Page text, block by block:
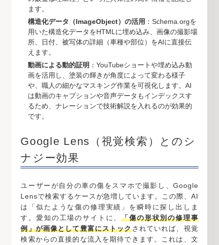
ます。
構造化データ（ImageObject）の活用 ：Schema.orgを
用いた構造化データをHTMLに埋め込み、画像の撮影場
所、日付、被写体の詳細（車種や部位）をAIに直接伝
えます。
動画による動的証明 ：YouTubeショートや埋め込み動
画を活用し、塗装の輝きが角度によって変わる様子
や、職人の細かなマスキング作業を可視化します。AI
は動画のキャプションや音声データもインデックスす
るため、ナレーションで技術解説を入れるのが効果的
です。
Google Lens（視覚検索）とのシ
ナジー効果
ユーザーが自分の車の傷をスマホで撮影し、Google
Lensで検索するケースが急増しています。この際、AI
は「似たような傷の修理実績」を瞬時に探し出しま
す。愛知の工場のサイトに、「傷の形状別の修理事
例」が画像として豊富にストックされていれば、視覚
検索からの直接的な流入を期待できます。これは、文